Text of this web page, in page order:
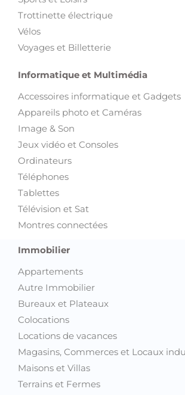
Trottinette électrique
Vélos
Voyages et Billetterie
Informatique et Multimédia
Accessoires informatique et Gadgets
Appareils photo et Caméras
Image & Son
Jeux vidéo et Consoles
Ordinateurs
Téléphones
Tablettes
Télévision et Sat
Montres connectées
Immobilier
Appartements
Autre Immobilier
Bureaux et Plateaux
Colocations
Locations de vacances
Magasins, Commerces et Locaux
Maisons et Villas
Terrains et Fermes